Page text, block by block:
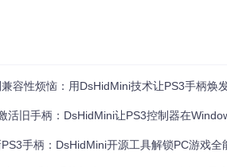
原生支持的输入格式：
容性烦恼：用DsHidMini技术让PS3手柄焕
活旧手柄：DsHidMini让PS3控制器在
手柄：DsHidMini开源工具解锁PC游戏全